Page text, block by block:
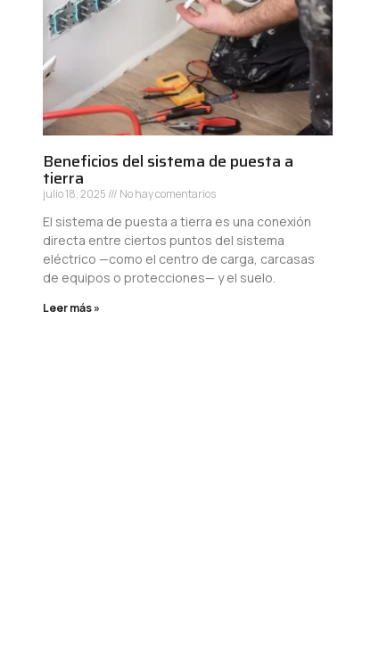
Beneficios del sistema de puesta a
tierra
julio 18, 2025 No hay comentarios
El sistema de puesta a tierra es una conexión
directa entre ciertos puntos del sistema
eléctrico —como el centro de carga, carcasas
de equipos o protecciones— y el suelo.
Leer más »